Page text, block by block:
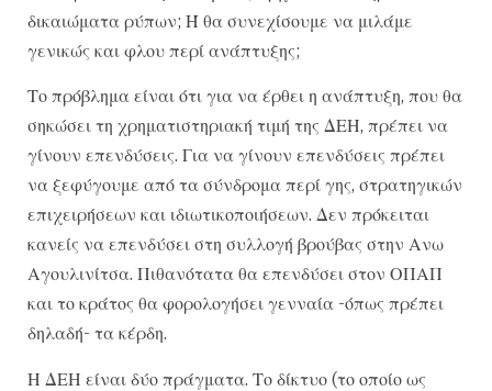
δικαιώματα ρύπων; Ή θα συνεχίσουμε να μιλάμε
γενικώς και φλου περί ανάπτυξης;
Το πρόβλημα είναι ότι για να έρθει η ανάπτυξη, που θα
σηκώσει τη χρηματιστηριακή τιμή της ΔΕΗ, πρέπει να
γίνουν επενδύσεις. Για να γίνουν επενδύσεις πρέπει
να ξεφύγουμε από τα σύνδρομα περί γης, στρατηγικών
επιχειρήσεων και ιδιωτικοποιήσεων. Δεν πρόκειται
κανείς να επενδύσει στη συλλογή βρούβας στην Ανω
Αγουλινίτσα. Πιθανότατα θα επενδύσει στον ΟΠΑΠ
και το κράτος θα φορολογήσει γενναία -όπως πρέπει
δηλαδή- τα κέρδη.
Η ΔΕΗ είναι δύο πράγματα. Το δίκτυο (το οποίο ως